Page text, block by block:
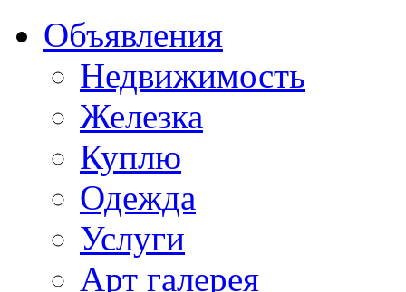
Объявления
Недвижимость
Железка
Куплю
Одежда
Услуги
Арт галерея